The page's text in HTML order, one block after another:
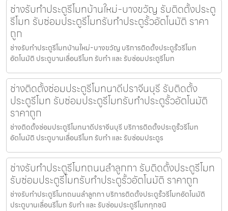
ช่างรับทำประตูรีโมทบ้านใหม่-บางขวัญ รับติดตั้งประตู
รีโมท รับซ่อมประตูรีโมทรับทำประตูรั้วอัตโนมัติ ราคา
ถูก
ช่างรับทำประตูรีโมทบ้านใหม่-บางขวัญ บริการติดตั้งประตูรั้วรีโมท
อัตโนมัติ ประตูบานเลื่อนรีโมท รับทำ และ รับซ่อมประตูรีโมท
ช่างติดตั้งซ่อมประตูรีโมทนาดีปราจีนบุรี รับติดตั้ง
ประตูรีโมท รับซ่อมประตูรีโมทรับทำประตูรั้วอัตโนมัติ
ราคาถูก
ช่างติดตั้งซ่อมประตูรีโมทนาดีปราจีนบุรี บริการติดตั้งประตูรั้วรีโมท
อัตโนมัติ ประตูบานเลื่อนรีโมท รับทำ และ รับซ่อมประตูร
ช่างรับทำประตูรีโมทถนนลำลูกกา รับติดตั้งประตูรีโมท
รับซ่อมประตูรีโมทรับทำประตูรั้วอัตโนมัติ ราคาถูก
ช่างรับทำประตูรีโมทถนนลำลูกกา บริการติดตั้งประตูรั้วรีโมทอัตโนมัติ
ประตูบานเลื่อนรีโมท รับทำ และ รับซ่อมประตูรีโมททุกชนิ